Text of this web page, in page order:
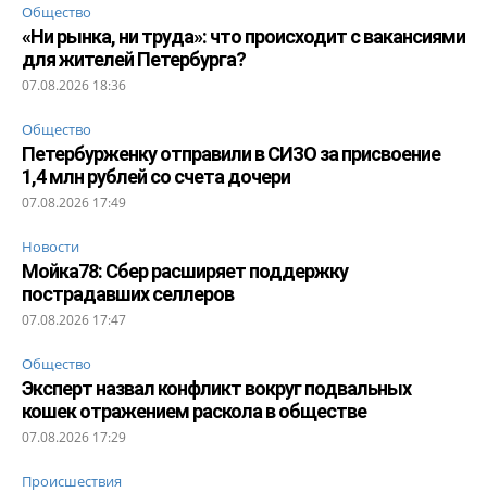
Общество
«Ни рынка, ни труда»: что происходит с вакансиями
для жителей Петербурга?
07.08.2026 18:36
Общество
Петербурженку отправили в СИЗО за присвоение
1,4 млн рублей со счета дочери
07.08.2026 17:49
Новости
Мойка78: Сбер расширяет поддержку
пострадавших селлеров
07.08.2026 17:47
Общество
Эксперт назвал конфликт вокруг подвальных
кошек отражением раскола в обществе
07.08.2026 17:29
Происшествия